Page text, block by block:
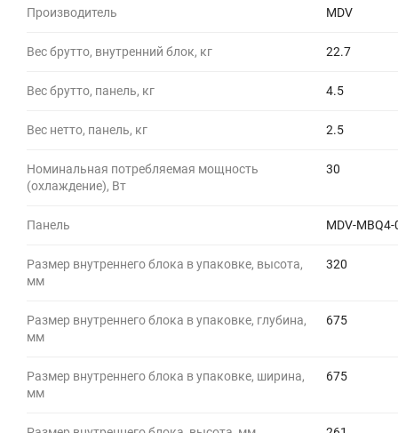
Производитель MDV
Вес брутто, внутренний блок, кг 22.7
Вес брутто, панель, кг 4.5
Вес нетто, панель, кг 2.5
Номинальная потребляемая мощность
(охлаждение), Вт
30
Панель MDV-MBQ4-
Размер внутреннего блока в упаковке, высота,
мм
320
Размер внутреннего блока в упаковке, глубина,
мм
675
Размер внутреннего блока в упаковке, ширина,
мм
675